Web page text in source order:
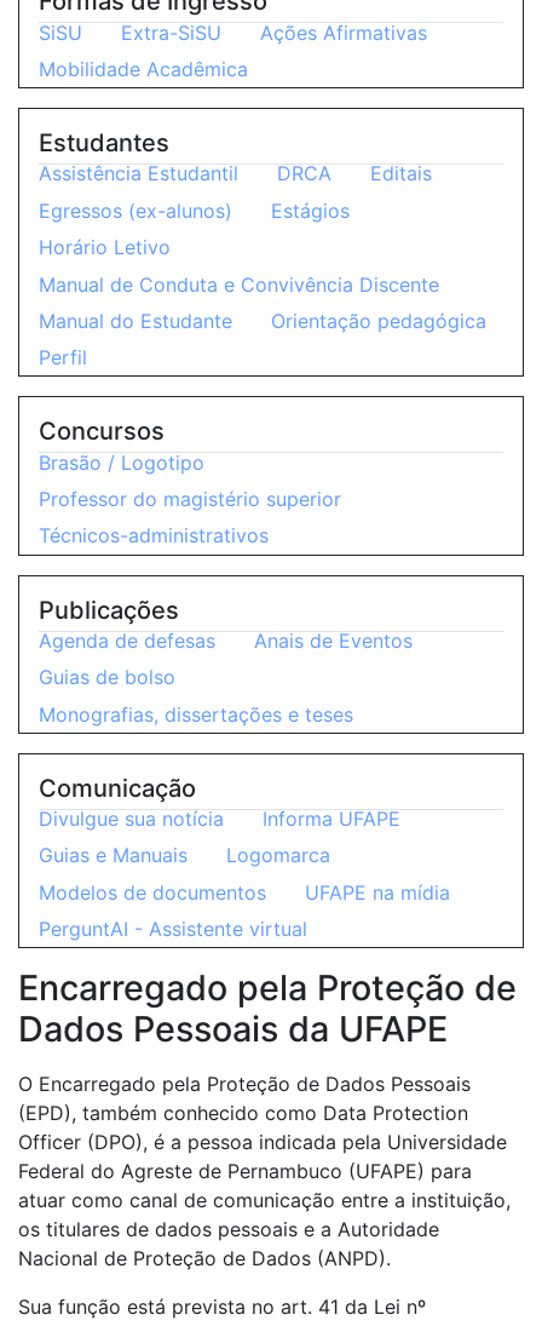
Encarregado pela Proteção de
Dados Pessoais da UFAPE
O Encarregado pela Proteção de Dados Pessoais
(EPD), também conhecido como Data Protection
Officer (DPO), é a pessoa indicada pela Universidade
Federal do Agreste de Pernambuco (UFAPE) para
atuar como canal de comunicação entre a instituição,
os titulares de dados pessoais e a Autoridade
Nacional de Proteção de Dados (ANPD).
Sua função está prevista no art. 41 da Lei nº
SiSU Extra-SiSU
Ações Afirmativas
Mobilidade Acadêmica
Estudantes
Assistência Estudantil DRCA
Editais
Egressos (ex-alunos)
Estágios
Horário Letivo
Manual de Conduta e Convivência Discente
Manual do Estudante
Orientação pedagógica
Perfil
Concursos
Brasão / Logotipo
Professor do magistério superior
Técnicos-administrativos
Publicações
Agenda de defesas
Anais de Eventos
Guias de bolso
Monografias, dissertações e teses
Comunicação
Divulgue sua notícia
Informa UFAPE
Guias e Manuais
Logomarca
Modelos de documentos
UFAPE na mídia
PerguntAI - Assistente virtual